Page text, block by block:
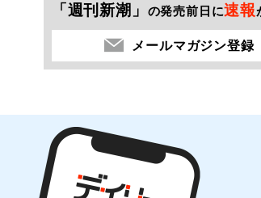
「週刊新潮」 の発売前日に速報
メールマガジン登録